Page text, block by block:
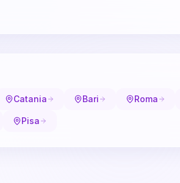
Catania Bari Roma
Pisa